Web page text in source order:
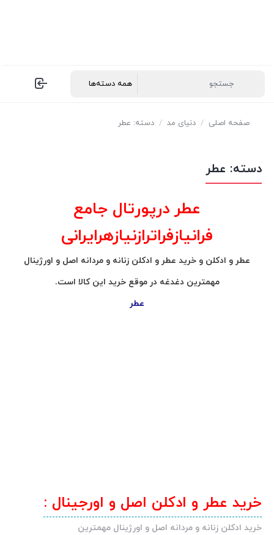
صفحه اصلی / دنیای مد / دسته: عطر
دسته: عطر
عطر درپورتال جامع
فرانیازفراترازنیازهرایرانی
عطر و ادکلن و خرید عطر و ادکلن زنانه و مردانه اصل و اورژینال
مهمترین دغدغه در موقع خرید این کالا است.
عطر
خرید عطر و ادکلن اصل و اورجینال :
خرید ادکلن زنانه و مردانه اصل و اورژینال مهمترین